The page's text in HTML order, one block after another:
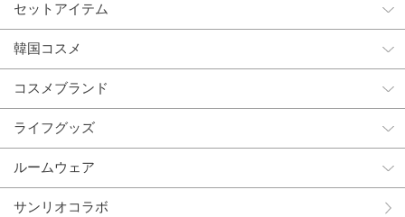
セットアイテム
韓国コスメ
コスメブランド
ライフグッズ
ルームウェア
サンリオコラボ